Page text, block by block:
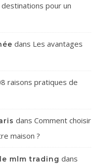
pour un
dans Les avantages
raisons pratiques de
dans Comment choisir
maison ?
mlm trading dans